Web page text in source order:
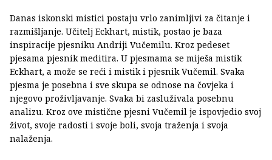
Danas iskonski mistici postaju vrlo zanimljivi za čitanje i
razmišljanje. Učitelj Eckhart, mistik, postao je baza
inspiracije pjesniku Andriji Vučemilu. Kroz pedeset
pjesama pjesnik meditira. U pjesmama se miješa mistik
Eckhart, a može se reći i mistik i pjesnik Vučemil. Svaka
pjesma je posebna i sve skupa se odnose na čovjeka i
njegovo proživljavanje. Svaka bi zasluživala posebnu
analizu. Kroz ove mistične pjesni Vučemil je ispovjedio svoj
život, svoje radosti i svoje boli, svoja traženja i svoja
nalaženja.